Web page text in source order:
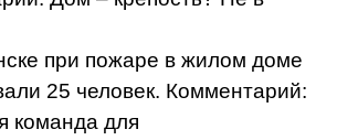
при пожаре в жилом доме
25 человек. Комментарий:
команда для